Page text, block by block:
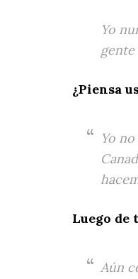
Yo
gente
¿Piensa
Yo
Luego de
Aún